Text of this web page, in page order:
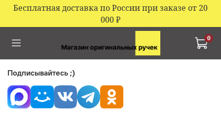
Бесплатная доставка по России при заказе от 20
000₽
0
Подписывайтесь ;)